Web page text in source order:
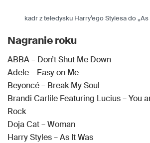
kadr z teledysku Harry’ego Stylesa do „As
Nagranie roku
ABBA – Don’t Shut Me Down
Adele – Easy on Me
Beyoncé – Break My Soul
Brandi Carlile Featuring Lucius – You
Rock
Doja Cat – Woman
Harry Styles – As It Was